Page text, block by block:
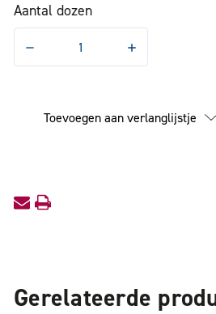
Aantal dozen
Hoeveelheid
3.5x25mm
Hoeveelheid
3.5x25mm
SQ1
Toevoegen aan verlanglijstje
Gerelateerde